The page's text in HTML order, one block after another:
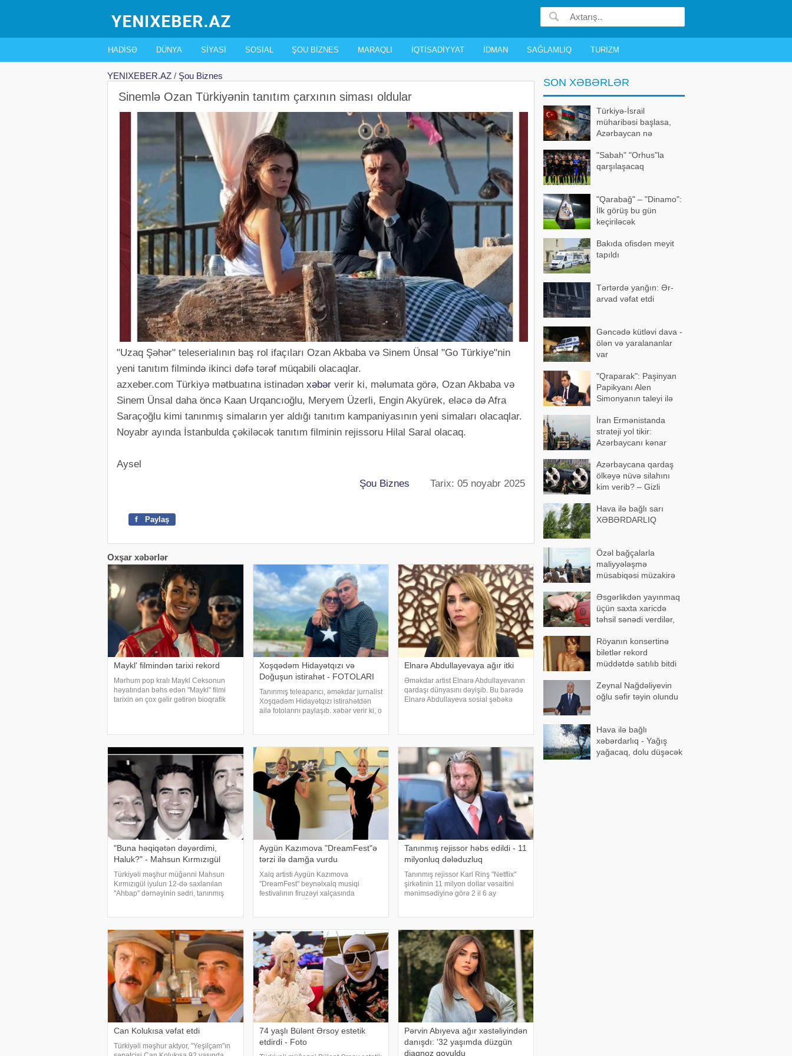
HADISƏ DÜNYA SIYASI SOSIAL ŞOU BIZNES MARAQLI İQTISADIYYAT İDMAN SAĞLAMLIQ TURIZM
YENIXEBER.AZ / Şou Biznes
Sinemlə Ozan Türkiyənin tanıtım çarxının siması oldular
"Uzaq Şəhər" teleserialının baş rol ifaçıları Ozan Akbaba və Sinem Ünsal "Go Türkiye"nin
yeni tanıtım filmində ikinci dəfə tərəf müqabili olacaqlar.
azxeber.com Türkiyə mətbuatına istinadən xəbər verir ki, məlumata görə, Ozan Akbaba və
Sinem Ünsal daha öncə Kaan Urqancıoğlu, Meryem Üzerli, Engin Akyürek, eləcə də Afra
Saraçoğlu kimi tanınmış simaların yer aldığı tanıtım kampaniyasının yeni simaları olacaqlar.
Noyabr ayında İstanbulda çəkiləcək tanıtım filminin rejissoru Hilal Saral olacaq.
Aysel
Şou Biznes Tarix: 05 noyabr 2025
f Paylaş
Oxşar xəbərlər
Maykl' filmindən tarixi rekord
Mərhum pop kralı Maykl Ceksonun
həyatından bəhs edən "Maykl" filmi
tarixin ən çox gəlir gətirən bioqrafik
Xoşqədəm Hidayətqızı və
Doğuşun istirahət - FOTOLARI
Tanınmış teleaparıcı, əməkdar jurnalist
Xoşqədəm Hidayətqızı istirahətdən
ailə fotolarını paylaşıb. xəbər verir ki, o
Elnarə Abdullayevaya ağır itki
Əməkdar artist Elnarə Abdullayevanın
qardaşı dünyasını dəyişib. Bu barədə
Elnarə Abdullayeva sosial şəbəkə
"Buna həqiqətən dəyərdimi,
Haluk?" - Mahsun Kırmızıgül
Türkiyəli məşhur müğənni Mahsun
Kırmızıgül iyulun 12-də saxlanılan
"Ahbap" dərnəyinin sədri, tanınmış
yaxı
Aygün Kazımova "DreamFest"ə
tərzi ilə damğa vurdu
Xalq artisti Aygün Kazımova
"DreamFest" beynəlxalq musiqi
festivalının firuzəyi xalçasında
düzümü il
Tanınmış rejissor həbs edildi - 11
milyonluq dələduzluq
Tanınmış rejissor Karl Rinş "Netflix"
şirkətinin 11 milyon dollar vəsaitini
mənimsədiyinə görə 2 il 6 ay
Can Kolukısa vəfat etdi
Türkiyəli məşhur aktyor, "Yeşilçam"ın
74 yaşlı Bülənt Ərsoy estetik
etdirdi - Foto
Pərvin Abıyeva ağır xəstəliyindən
danışdı: '32 yaşımda düzgün
diaqnoz qoyuldu
SON XƏBƏRLƏR
Türkiyə-İsrail
müharibəsi başlasa,
Azərbaycan nə
detallar bəlli oldu"Sabah" "Orhus"la
qarşılaşacaq
"Qarabağ" – "Dinamo":
İlk görüş bu gün
keçiriləcək
Bakıda ofisdən meyit
tapıldı
Tərtərdə yanğın: Ər-
arvad vəfat etdi
Gəncədə kütləvi dava -
ölən və yaralananlar
var
"Qraparak": Paşinyan
Papikyanı Alen
Simonyanın taleyi ilə
İran Ermənistanda
strateji yol tikir:
Azərbaycanı kənar
formalaşır
Azərbaycana qardaş
ölkəyə nüvə silahını
kim verib? – Gizli
Hava ilə bağlı sarı
XƏBƏRDARLIQ
Özəl bağçalarla
maliyyələşmə
müsabiqəsi müzakirə
Əsgərlikdən yayınmaq
üçün saxta xaricdə
təhsil sənədi verdilər,
Röyanın konsertinə
biletlər rekord
müddətdə satılıb bitdi
Zeynal Nağdəliyevin
oğlu səfir təyin olundu
Hava ilə bağlı
xəbərdarlıq - Yağış
yağacaq, dolu düşəcək